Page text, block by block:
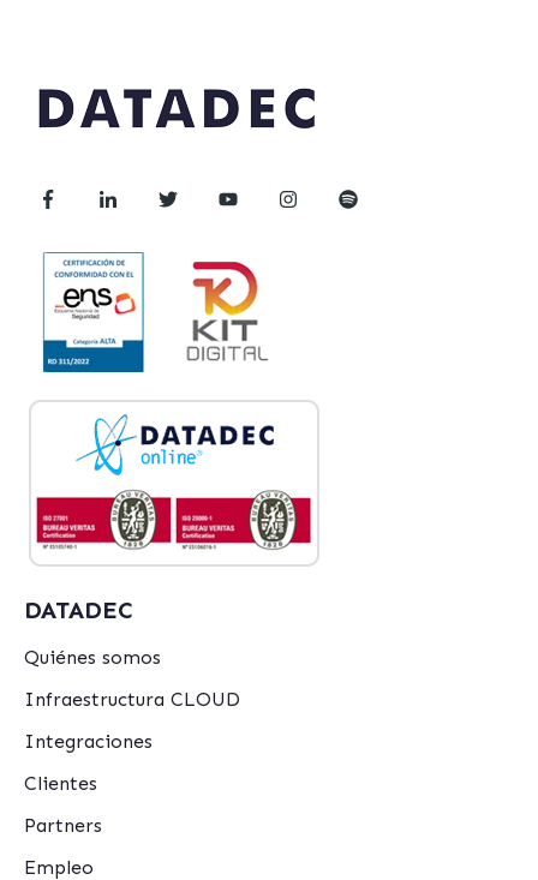
DATADEC
Quiénes somos
Infraestructura CLOUD
Integraciones
Clientes
Partners
Empleo